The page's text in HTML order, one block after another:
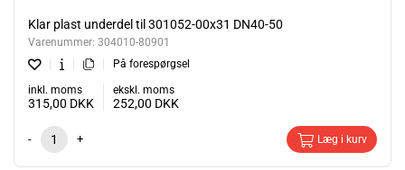
Klar plast underdel til 301052-00x31 DN40-50
Varenummer: 304010-80901
På forespørgsel
inkl. moms
315,00 DKK
ekskl. moms
252,00 DKK
- + Læg i kurv